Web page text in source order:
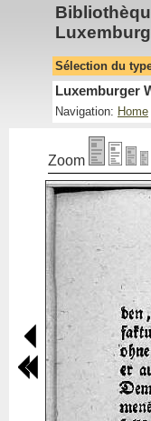
Sélection du
Luxemburger
Navigation: Home
Zoom